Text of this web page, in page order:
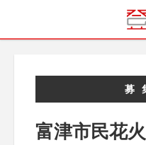
募
富津市民花